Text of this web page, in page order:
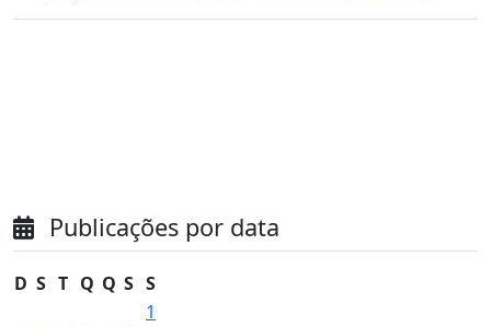
Publicações por data
D S T Q Q S S
1